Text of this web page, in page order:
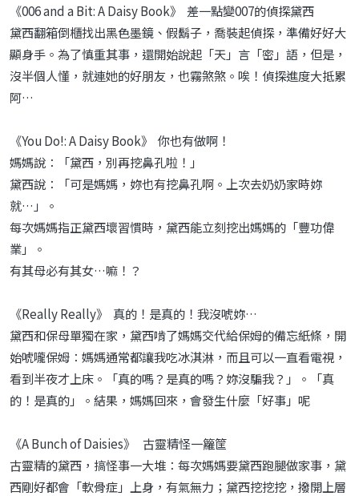
《006 and a Bit: A Daisy Book》 差一點變007的偵探黛西
黛西翻箱倒櫃找出黑色墨鏡、假鬍子，喬裝起偵探，準備好好大
顯身手。為了慎重其事，還開始說起「天」言「密」語，但是，
沒半個人懂，就連她的好朋友，也霧煞煞。唉！偵探進度大抵累
阿…
《You Do!: A Daisy Book》 你也有做啊！
媽媽說：「黛西，別再挖鼻孔啦！」
黛西說：「可是媽媽，妳也有挖鼻孔啊。上次去奶奶家時妳
就…」。
每次媽媽指正黛西壞習慣時，黛西能立刻挖出媽媽的「豐功偉
業」。
有其母必有其女…嘛！？
《Really Really》 真的！是真的！我沒唬妳…
黛西和保母單獨在家，黛西啃了媽媽交代給保姆的備忘紙條，開
始唬嚨保姆：媽媽通常都讓我吃冰淇淋，而且可以一直看電視，
看到半夜才上床。「真的嗎？是真的嗎？妳沒騙我？」。「真
的！是真的」。結果，媽媽回來，會發生什麼「好事」呢
《A Bunch of Daisies》 古靈精怪一籮筐
古靈精的黛西，搞怪事一大堆：每次媽媽要黛西跑腿做家事，黛
西剛好都會「軟骨症」上身，有氣無力；黛西挖挖挖，撥開上層